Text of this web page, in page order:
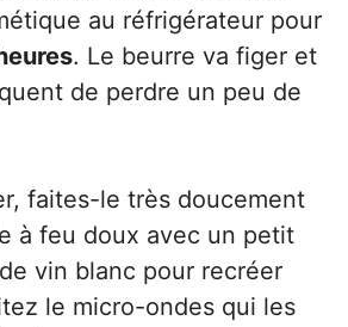
au réfrigérateur pour
. Le beurre va figer et
de perdre un peu de
faites-le très doucement
à feu doux avec un petit
vin blanc pour recréer
le micro-ondes qui les